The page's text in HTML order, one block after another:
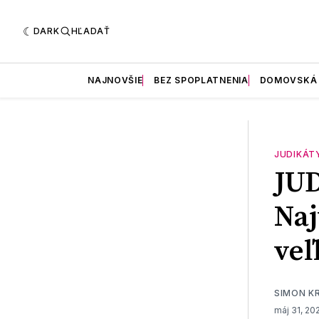
DARK HĽADAŤ
NAJNOVŠIE BEZ SPOPLATNENIA
SIMON
máj 31,